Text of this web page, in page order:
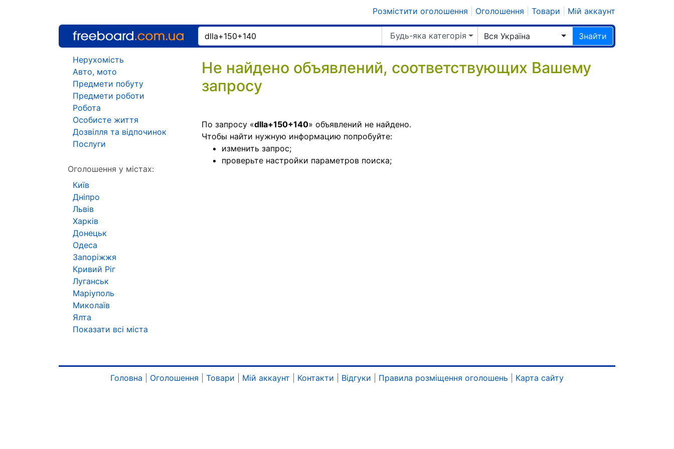
Розмістити оголошення Оголошення Товари Мій аккаунт
Будь-яка категорія Вся Україна Знайти
Не найдено объявлений, соответствующих Вашему
запросу
По запросу «dlla+150+140» объявлений не найдено.
Чтобы найти нужную информацию попробуйте:
изменить запрос;
проверьте настройки параметров поиска;
Нерухомість
Авто, мото
Предмети побуту
Предмети роботи
Робота
Особисте життя
Дозвілля та відпочинок
Послуги
Оголошення у містах:
Київ
Дніпро
Львів
Харків
Донецьк
Одеса
Запоріжжя
Кривий Ріг
Луганськ
Маріуполь
Миколаїв
Ялта
Показати всі міста
Головна Оголошення Товари Мій аккаунт Контакти Відгуки Правила розміщення оголошень Карта сайту